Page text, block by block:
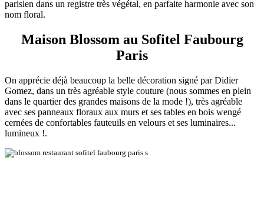
parisien dans un registre très végétal, en parfaite harmonie avec son
nom floral.
Maison Blossom au Sofitel Faubourg
Paris
On apprécie déjà beaucoup la belle décoration signé par Didier
Gomez, dans un très agréable style couture (nous sommes en plein
dans le quartier des grandes maisons de la mode !), très agréable
avec ses panneaux floraux aux murs et ses tables en bois wengé
cernées de confortables fauteuils en velours et ses luminaires...
lumineux !.